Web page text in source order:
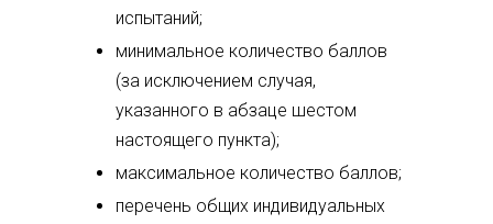
испытаний;
минимальное количество баллов
(за исключением случая,
указанного в абзаце шестом
настоящего пункта);
максимальное количество баллов;
перечень общих индивидуальных